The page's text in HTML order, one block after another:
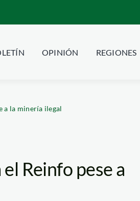
OPINIÓN REGIONES
a la minería ilegal
Reinfo pese a